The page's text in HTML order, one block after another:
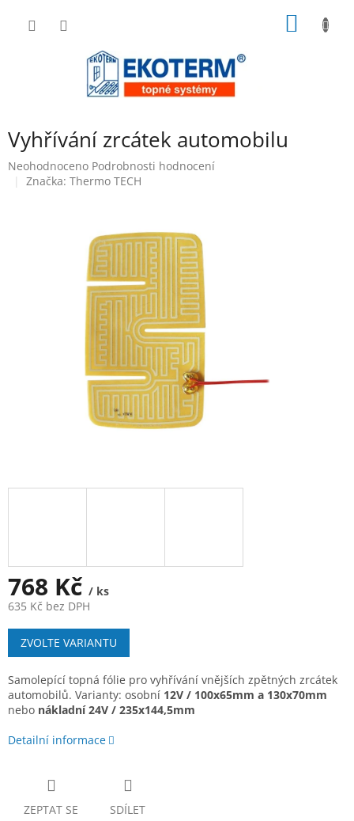
Vyhřívání zrcátek automobilu
Průměrné
hodnocení
Neohodnoceno Podrobnosti hodnocení
Značka: Thermo TECH
768 Kč / ks
635 Kč bez DPH
Měrná
cena:
ZVOLTE VARIANTU
Samolepící topná fólie pro vyhřívání vnějších zpětných zrcátek
automobilů. Varianty: osobní 12V / 100x65mm a 130x70mm
nebo nákladní 24V / 235x144,5mm
Detailní informace
ZEPTAT SE SDÍLET